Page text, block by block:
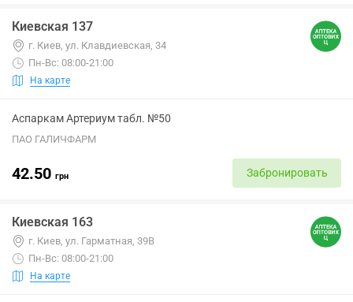
Киевская 137
г. Киев, ул. Клавдиевская, 34
Пн-Вс: 08:00-21:00
На карте
Аспаркам Артериум табл. №50
ПАО ГАЛИЧФАРМ
42.50 грн Забронировать
Киевская 163
г. Киев, ул. Гарматная, 39В
Пн-Вс: 08:00-21:00
На карте